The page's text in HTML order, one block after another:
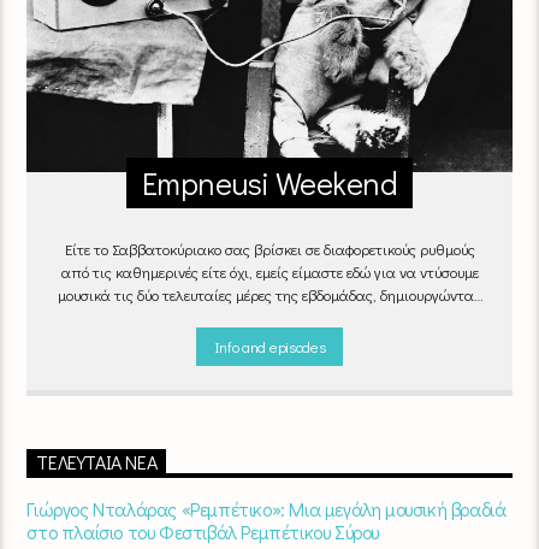
Empneusi Weekend
Είτε το Σαββατοκύριακο σας βρίσκει σε διαφορετικούς ρυθμούς
από τις καθημερινές είτε όχι, εμείς είμαστε εδώ για να ντύσουμε
μουσικά τις δύο τελευταίες μέρες της εβδομάδας, δημιουργώντας
Info and episodes
ΤΕΛΕΥΤΑΊΑ ΝΈΑ
Γιώργος Νταλάρας «Ρεμπέτικο»: Μια μεγάλη μουσική βραδιά
στο πλαίσιο του Φεστιβάλ Ρεμπέτικου Σύρου